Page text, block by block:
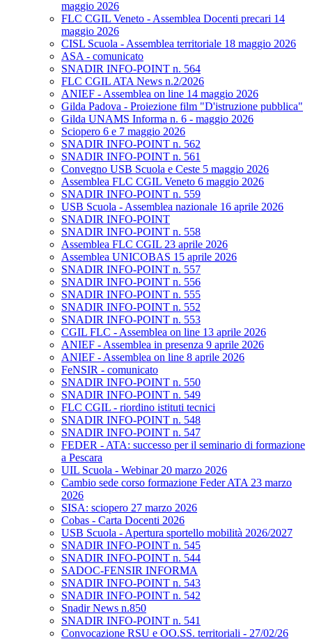
maggio 2026
FLC CGIL Veneto - Assemblea Docenti precari 14
maggio 2026
CISL Scuola - Assemblea territoriale 18 maggio 2026
ASA - comunicato
SNADIR INFO-POINT n. 564
FLC CGIL ATA News n.2/2026
ANIEF - Assemblea on line 14 maggio 2026
Gilda Padova - Proiezione film "D'istruzione pubblica"
Gilda UNAMS Informa n. 6 - maggio 2026
Sciopero 6 e 7 maggio 2026
SNADIR INFO-POINT n. 562
SNADIR INFO-POINT n. 561
Convegno USB Scuola e Ceste 5 maggio 2026
Assemblea FLC CGIL Veneto 6 maggio 2026
SNADIR INFO-POINT n. 559
USB Scuola - Assemblea nazionale 16 aprile 2026
SNADIR INFO-POINT
SNADIR INFO-POINT n. 558
Assemblea FLC CGIL 23 aprile 2026
Assemblea UNICOBAS 15 aprile 2026
SNADIR INFO-POINT n. 557
SNADIR INFO-POINT n. 556
SNADIR INFO-POINT n. 555
SNADIR INFO-POINT n. 552
SNADIR INFO-POINT n. 553
CGIL FLC - Assemblea on line 13 aprile 2026
ANIEF - Assemblea in presenza 9 aprile 2026
ANIEF - Assemblea on line 8 aprile 2026
FeNSIR - comunicato
SNADIR INFO-POINT n. 550
SNADIR INFO-POINT n. 549
FLC CGIL - riordino istituti tecnici
SNADIR INFO-POINT n. 548
SNADIR INFO-POINT n. 547
FEDER - ATA: successo per il seminario di formazione
a Pescara
UIL Scuola - Webinar 20 marzo 2026
Cambio sede corso formazione Feder ATA 23 marzo
2026
SISA: sciopero 27 marzo 2026
Cobas - Carta Docenti 2026
USB Scuola - Apertura sportello mobilità 2026/2027
SNADIR INFO-POINT n. 545
SNADIR INFO-POINT n. 544
SADOC-FENSIR INFORMA
SNADIR INFO-POINT n. 543
SNADIR INFO-POINT n. 542
Snadir News n.850
SNADIR INFO-POINT n. 541
Convocazione RSU e OO.SS. territoriali - 27/02/26